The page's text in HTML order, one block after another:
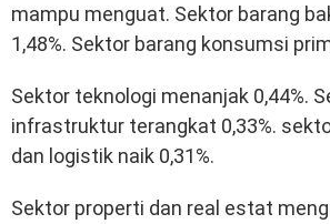
mampu menguat. Sektor barang
1,48%. Sektor barang konsumsi
Sektor teknologi menanjak 0,44%.
infrastruktur terangkat 0,33%.
dan logistik naik 0,31%.
Sektor properti dan real estat